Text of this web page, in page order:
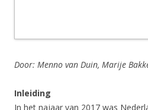
Door: Menno van Duin, Marije
Inleiding
In het najaar van 2017 was